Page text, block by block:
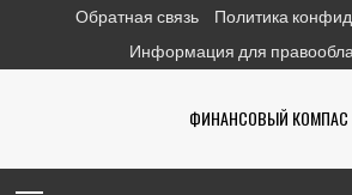
содержимому
Обратная связь
Политика
Информация для
ФИНАНСОВЫЙ КОМПАС